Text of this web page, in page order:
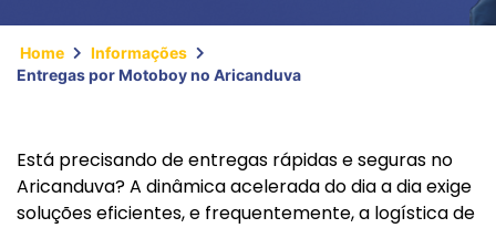
Home
Informações
Entregas por Motoboy no Aricanduva
Está precisando de entregas rápidas e seguras no
Aricanduva? A dinâmica acelerada do dia a dia exige
soluções eficientes, e frequentemente, a logística de